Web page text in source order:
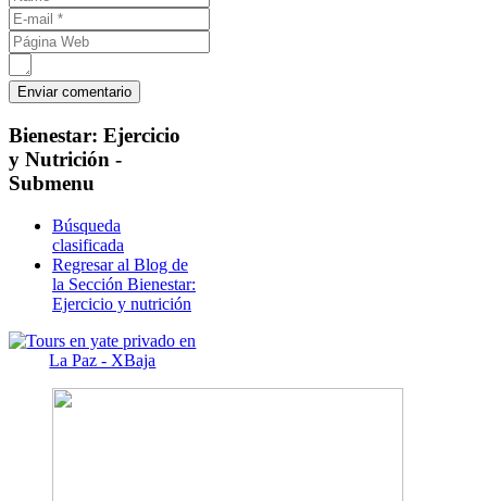
Bienestar: Ejercicio
y Nutrición -
Submenu
Búsqueda
clasificada
Regresar al Blog de
la Sección Bienestar:
Ejercicio y nutrición